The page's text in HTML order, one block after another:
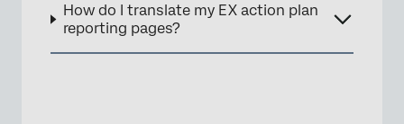
How do I translate my EX action plan
reporting pages?